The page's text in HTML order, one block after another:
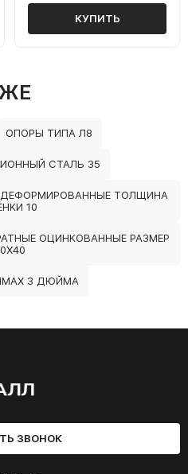
КУПИТЬ
ОПОРЫ ТИПА Л8
СТАЛЬ 35
ТОЛЩИНА
10
ОЦИНКОВАННЫЕ РАЗМЕР
3 ДЮЙМА
ЗВОНОК